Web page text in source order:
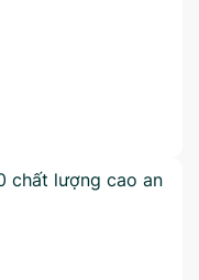
chất lượng cao an